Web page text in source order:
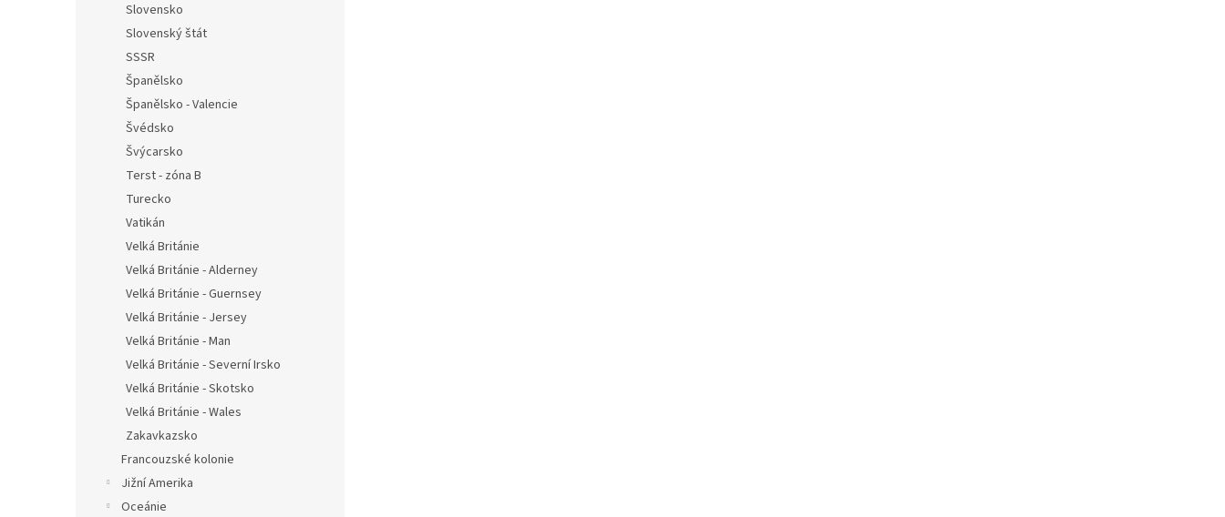
Slovensko
Slovenský štát
SSSR
Španělsko
Španělsko - Valencie
Švédsko
Švýcarsko
Terst - zóna B
Turecko
Vatikán
Velká Británie
Velká Británie - Alderney
Velká Británie - Guernsey
Velká Británie - Jersey
Velká Británie - Man
Velká Británie - Severní Irsko
Velká Británie - Skotsko
Velká Británie - Wales
Zakavkazsko
Francouzské kolonie
Jižní Amerika
Oceánie